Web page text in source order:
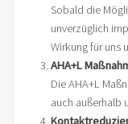
Sobald die
unverzüglich
Wirkung für uns
AHA+L
Die AHA+L
auch außerhalb